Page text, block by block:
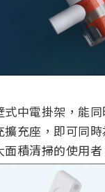
中電掛架，能
充座，即可同
積清掃的使用者